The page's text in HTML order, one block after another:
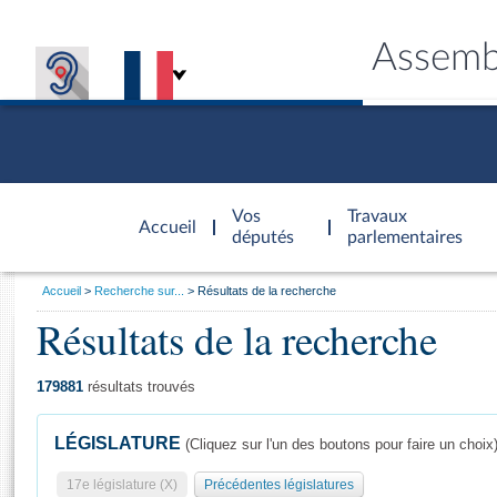
Accueil
d'accueil
Vos
députés
Travaux
parlementaires
Général
Vous
Accueil Recherche sur... Résultats de la recherche
Résultats de la recherche
179881 résultats trouvés
LÉGISLATURE (Cliquez sur l'un des boutons pour faire un choix)
17e législature (X) Précédentes législatures